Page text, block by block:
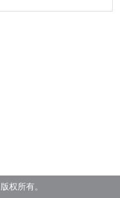
版权所有。